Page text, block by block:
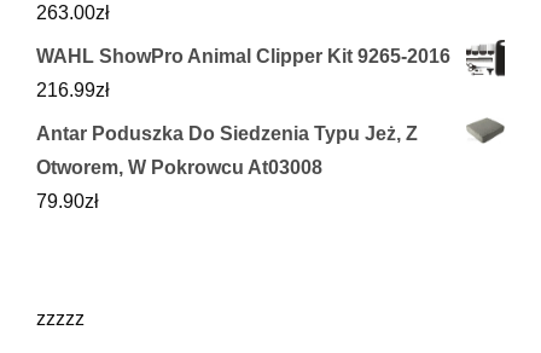
263.00zł
WAHL ShowPro Animal Clipper Kit 9265-2016
216.99zł
Antar Poduszka Do Siedzenia Typu Jeż, Z
Otworem, W Pokrowcu At03008
79.90zł
zzzzz